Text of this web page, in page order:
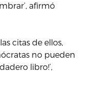
afirmó
citas de ellos,
no pueden
libro!’,